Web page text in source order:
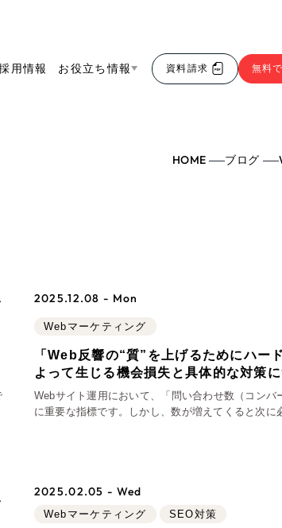
Pace ／ クラウド型工数管理ツー
日報ツールで案件ごとの営業利益をリア
視化
サイト
ョンサイト （12件）
刷物） （90件）
用情報 お役立ち情報
関する情報を発信
・イベントの様子を発信
カイブ
資料請求 無料
ビス
HOME ブログ
2025.12.08 - Mon
Webマーケティング
「Web反響の“質”を上げるためにハー
よって生じる機会損失と具体的な対策
Webサイト運用において、「問い合わせ数（コンバ
に重要な指標です。しかし、数が増えてくると次に
2025.02.05 - Wed
Webマーケティング SEO対策